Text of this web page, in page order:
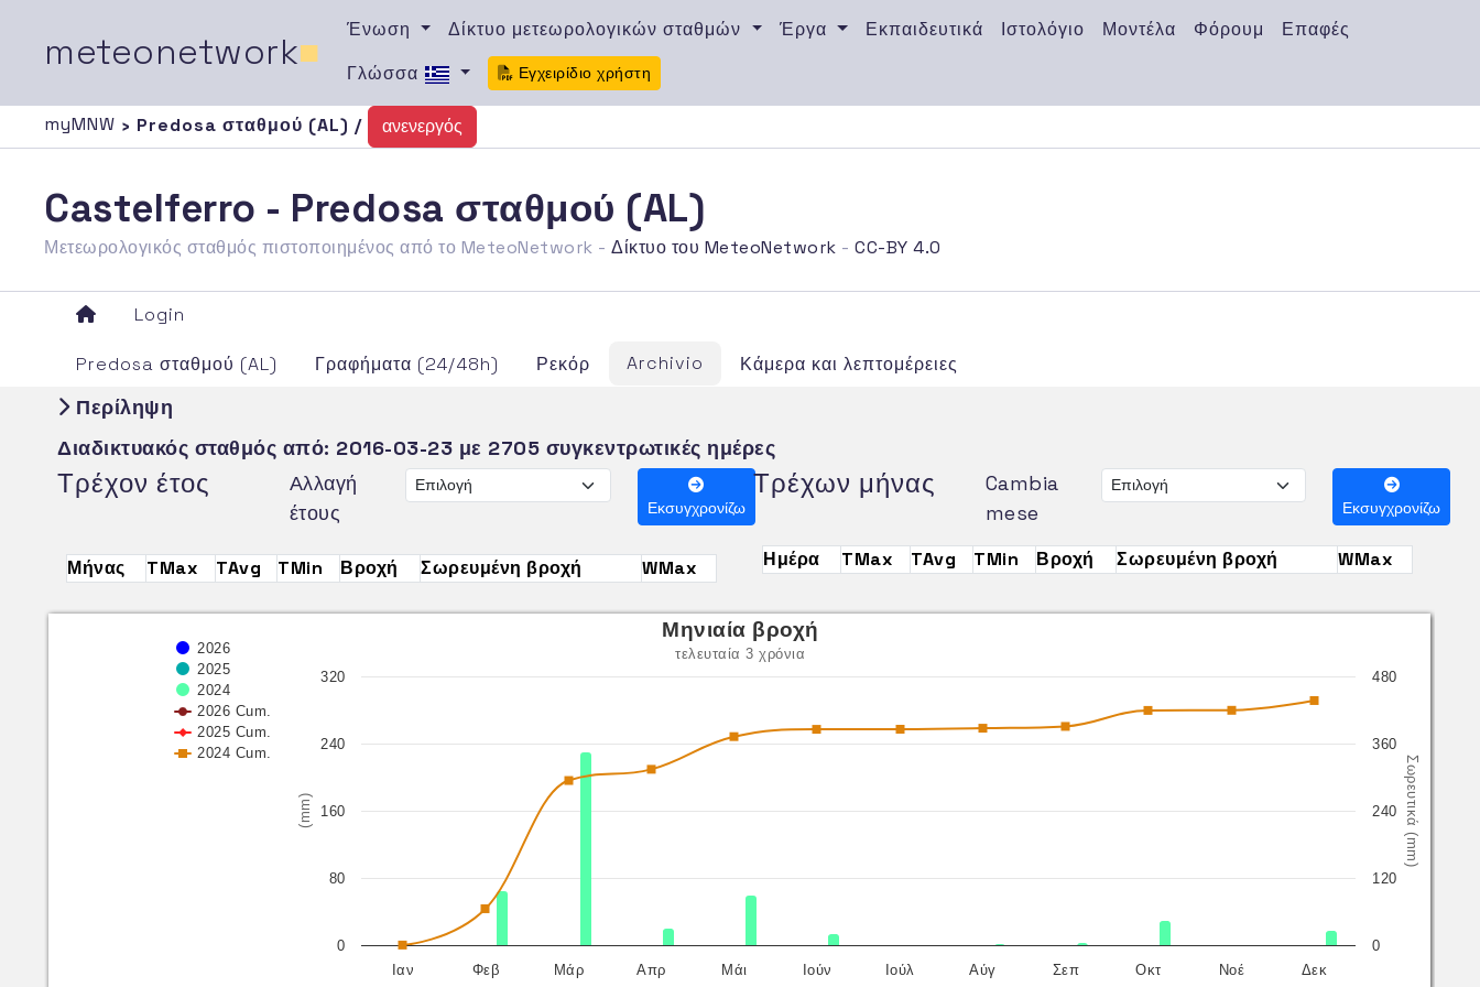
meteonetwork■
Ένωση Δίκτυο μετεωρολογικών σταθμών Έργα Εκπαιδευτικά Ιστολόγιο Μοντέλα Φόρουμ
Επαφές
Γλώσσα
Εγχειρίδιο χρήστη
myMNW › Predosa σταθμού (AL) / ανενεργός
Castelferro - Predosa σταθμού (AL)
Μετεωρολογικός σταθμός πιστοποιημένος από το MeteoNetwork -Δίκτυο του MeteoNetwork -CC-BY 4.0
Login
Predosa σταθμού (AL) Γραφήματα (24/48h) Ρεκόρ Archivio Κάμερα και λεπτομέρειες
Περίληψη
Διαδικτυακός σταθμός από: 2016-03-23 με 2705 συγκεντρωτικές ημέρες
Τρέχον έτος
Αλλαγή
έτους
Εκσυγχρονίζω
Τρέχων μήνας
Cambia
mese
Εκσυγχρονίζω
Μήνας TMax TAvg TMin Βροχή Σωρευμένη βροχή WMax Ημέρα TMax TAvg TMin Βροχή Σωρευμένη βροχή WMax
(mm) Σωρευτικά (mm)
Μηνιαία βροχή
τελευταία 3 χρόνια
2026
2025
2024
2026 Cum.
2025 Cum.
2024 Cum.
Ιαν Φεβ Μάρ Απρ Μάι Ιούν Ιούλ Αύγ Σεπ Οκτ Νοέ Δεκ
0
80
160
240
320
0
120
240
360
480